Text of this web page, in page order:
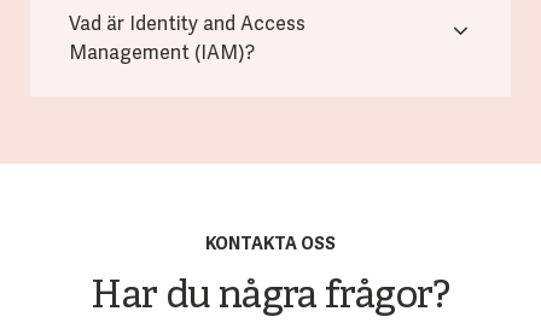
Vad är Identity and Access
Management (IAM)?
KONTAKTA OSS
Har du några frågor?